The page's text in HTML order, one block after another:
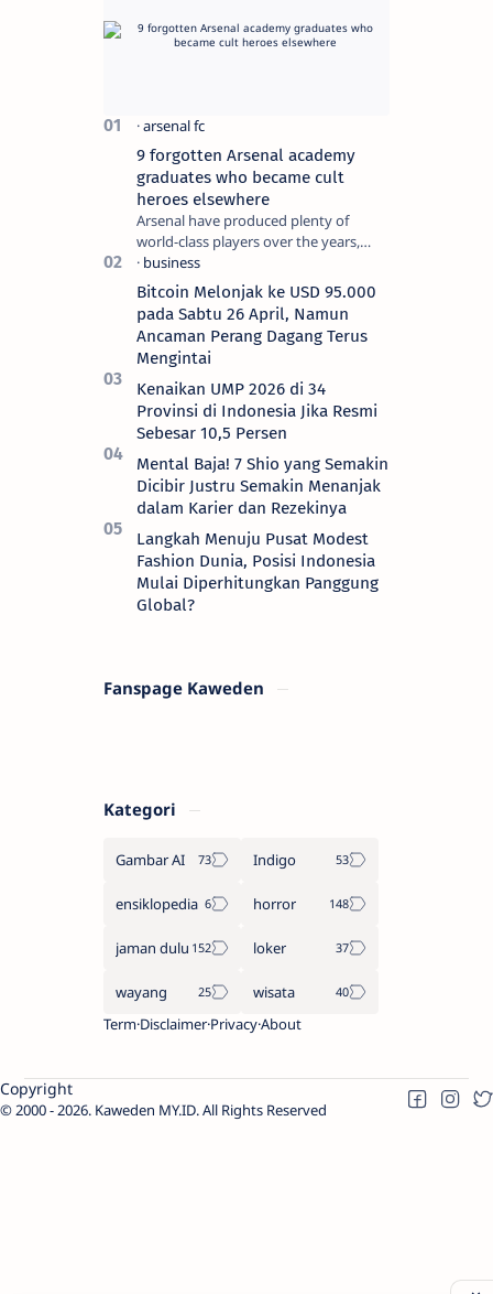
9 forgotten Arsenal academy
graduates who became cult
heroes elsewhere
Arsenal have produced plenty of
world-class players over the years,
although not all of them make the
grade at the Emirates. For every Tony
Ada…
Bitcoin Melonjak ke USD 95.000
pada Sabtu 26 April, Namun
Ancaman Perang Dagang Terus
Mengintai
Kenaikan UMP 2026 di 34
Provinsi di Indonesia Jika Resmi
Sebesar 10,5 Persen
Mental Baja! 7 Shio yang Semakin
Dicibir Justru Semakin Menanjak
dalam Karier dan Rezekinya
Langkah Menuju Pusat Modest
Fashion Dunia, Posisi Indonesia
Mulai Diperhitungkan Panggung
Global?
Fanspage Kaweden
Kategori
Gambar AI Indigo
ensiklopedia horror
jaman dulu loker
wayang
wisata
Term Disclaimer PrivacyAbout
Copyright
2000 -2026. Kaweden MY.ID. All Rights Reserved